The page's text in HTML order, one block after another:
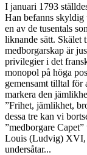
I januari 1793
Han befanns skyldig
en av de tusentals
liknande sätt. Skälet
medborgarskap är
privilegier i det
monopol på höga
gemensamt tilltal för
markera den
”Frihet, jämlikhet,
dessa tre kan vi
”medborgare
Louis (Ludvig) XVI,
undersåtar...